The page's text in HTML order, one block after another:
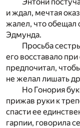
и ждал, мечтая
жалел, что обещал
Эдмунда.
Просьба
его восставало
предпочитал,
не желал лишать
Но Гонория
прижав руки к
спасти ее
гарпии, говорила